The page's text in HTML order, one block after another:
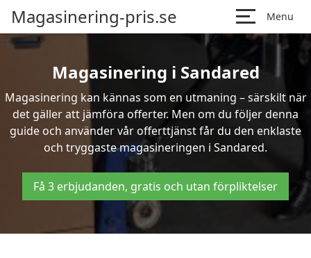
Magasinering-pris.se Menu
Magasinering i Sandared
Magasinering kan kännas som en utmaning – särskilt när
det gäller att jämföra offerter. Men om du följer denna
guide och använder vår offerttjänst får du den enklaste
och tryggaste magasineringen i Sandared.
Få 3 erbjudanden, gratis och utan förpliktelser